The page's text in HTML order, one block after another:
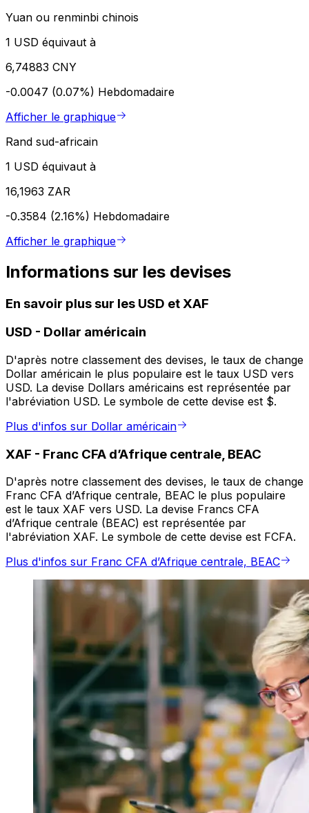
Yuan ou renminbi chinois
1 USD équivaut à
6,74883 CNY
-0.0047 (0.07%) Hebdomadaire
Afficher le graphique
Rand sud-africain
1 USD équivaut à
16,1963 ZAR
-0.3584 (2.16%) Hebdomadaire
Afficher le graphique
Informations sur les devises
En savoir plus sur les USD et XAF
USD - Dollar américain
D'après notre classement des devises, le taux de change
Dollar américain le plus populaire est le taux USD vers
USD. La devise Dollars américains est représentée par
l'abréviation USD. Le symbole de cette devise est $.
Plus d'infos sur Dollar américain
XAF - Franc CFA d’Afrique centrale, BEAC
D'après notre classement des devises, le taux de change
Franc CFA d’Afrique centrale, BEAC le plus populaire
est le taux XAF vers USD. La devise Francs CFA
d’Afrique centrale (BEAC) est représentée par
l'abréviation XAF. Le symbole de cette devise est FCFA.
Plus d'infos sur Franc CFA d’Afrique centrale, BEAC